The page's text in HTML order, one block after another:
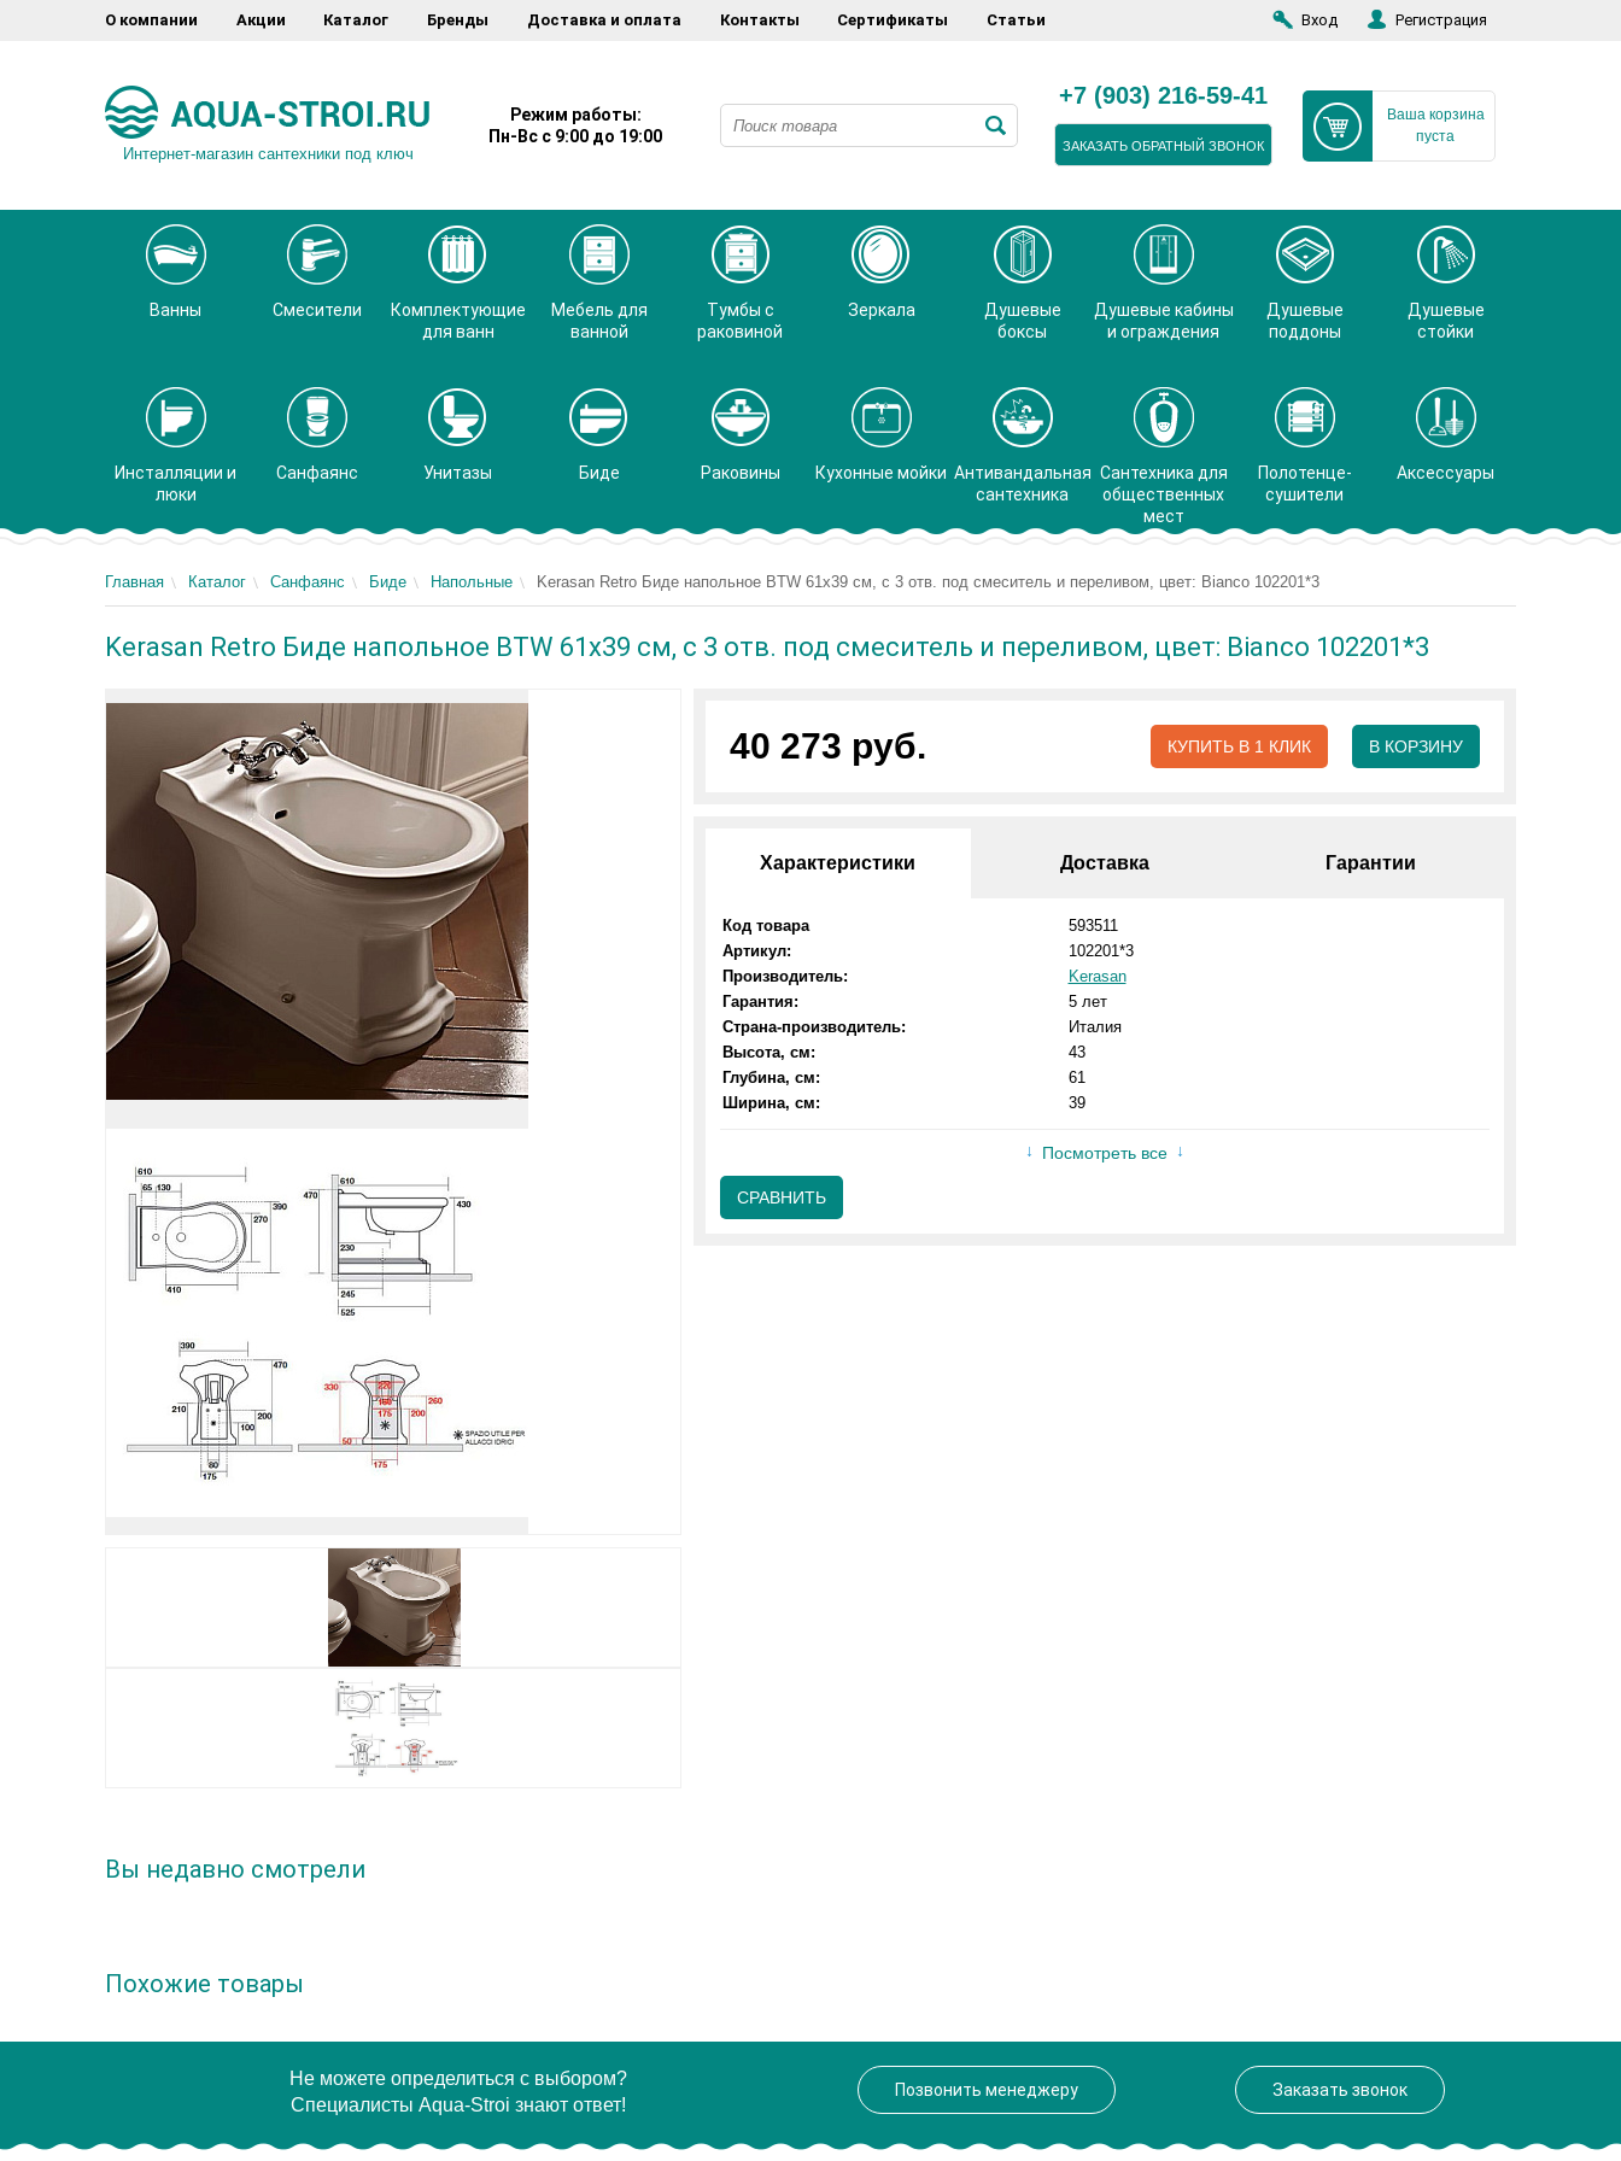
О компании Акции Каталог Бренды Доставка и оплата Контакты Сертификаты Статьи Вход Регистрация
Интернет-магазин сантехники под ключ
Режим работы:
Пн-Вс с 9:00 до 19:00
+7 (903) 216-59-41
ЗАКАЗАТЬ ОБРАТНЫЙ ЗВОНОК
Ваша корзина
пуста
Ванны Смесители
Комплектующие
для ванн
Мебель для
ванной
Тумбы с
раковиной
Зеркала
Душевые
боксы
Душевые кабины
и ограждения
Душевые
поддоны
Душевые
стойки
Инсталляции и
люки
Санфаянс Унитазы Биде Раковины Кухонные мойки Антивандальная
сантехника
Сантехника для
общественных
мест
Полотенце-
сушители
Аксессуары
Главная Каталог Санфаянс Биде Напольные Kerasan Retro Биде напольное BTW 61x39 см, с 3 отв. под смеситель и переливом, цвет: Bianco 102201*3
Kerasan Retro Биде напольное BTW 61x39 см, с 3 отв. под смеситель и переливом, цвет: Bianco 102201*3
40 273 руб. КУПИТЬ В 1 КЛИК В КОРЗИНУ
Характеристики Доставка Гарантии
Код товара
593511
Артикул:
102201*3
Производитель:
Kerasan
Гарантия:
5 лет
Страна-производитель:
Италия
Высота, см:
43
Глубина, см:
61
Ширина, см:
39
Посмотреть все
СРАВНИТЬ
Вы недавно смотрели
Похожие товары
Не можете определиться с выбором?
Специалисты Aqua-Stroi знают ответ!
Позвонить менеджеру Заказать звонок